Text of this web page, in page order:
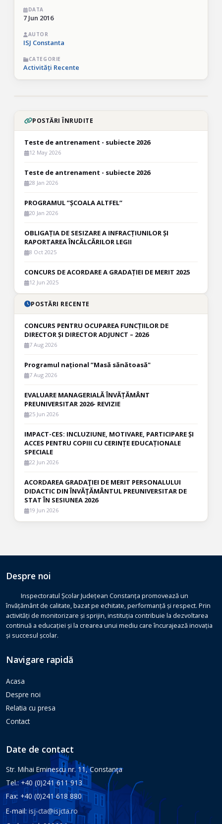
DATA
7 Jun 2016
AUTOR
ISJ Constanta
CATEGORIE
Activități Recente
POSTĂRI ÎNRUDITE
Teste de antrenament - subiecte 2026
12 May 2026
Teste de antrenament - subiecte 2026
28 Jan 2026
PROGRAMUL ”ȘCOALA ALTFEL”
20 Jan 2026
OBLIGAȚIA DE SESIZARE A INFRACȚIUNILOR ȘI
RAPORTAREA ÎNCĂLCĂRILOR LEGII
8 Oct 2025
CONCURS DE ACORDARE A GRADAȚIEI DE MERIT 2025
12 Jun 2025
POSTĂRI RECENTE
CONCURS PENTRU OCUPAREA FUNCȚIILOR DE
DIRECTOR ȘI DIRECTOR ADJUNCT – 2026
7 Aug 2026
Programul național ”Masă sănătoasă"
7 Aug 2026
EVALUARE MANAGERIALĂ ÎNVĂȚĂMÂNT
PREUNIVERSITAR 2026- REVIZIE
25 Jun 2026
IMPACT-CES: INCLUZIUNE, MOTIVARE, PARTICIPARE ȘI
ACCES PENTRU COPIII CU CERINȚE EDUCAȚIONALE
SPECIALE
22 Jun 2026
ACORDAREA GRADAŢIEI DE MERIT PERSONALULUI
DIDACTIC DIN ÎNVĂŢĂMÂNTUL PREUNIVERSITAR DE
STAT ÎN SESIUNEA 2026
19 Jun 2026
Despre noi
Inspectoratul Școlar Județean Constanța promovează un
învățământ de calitate, bazat pe echitate, performanță și respect. Prin
activități de monitorizare și sprijin, instituția contribuie la dezvoltarea
continuă a educației și la crearea unui mediu care încurajează inovația
și succesul școlar.
Navigare rapidă
Acasa
Despre noi
Relatia cu presa
Contact
Date de contact
Str. Mihai Eminescu nr. 11, Constanţa
Tel.: +40 (0)241 611 913
Fax: +40 (0)241 618 880
E-mail:isj-cta@isjcta.ro